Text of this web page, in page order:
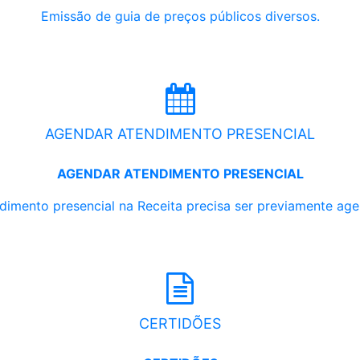
Emissão de guia de preços públicos diversos.
AGENDAR ATENDIMENTO PRESENCIAL
AGENDAR ATENDIMENTO PRESENCIAL
presencial na Receita precisa ser previamente
CERTIDÕES